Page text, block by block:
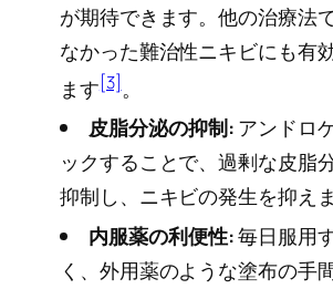
が期待できます。他の治療法
なかった難治性ニキビにも有
ます[3]。
皮脂分泌の抑制:アンドロ
ックすることで、過剰な皮脂
抑制し、ニキビの発生を抑えま
内服薬の利便性:毎日服用
く、外用薬のような塗布の手